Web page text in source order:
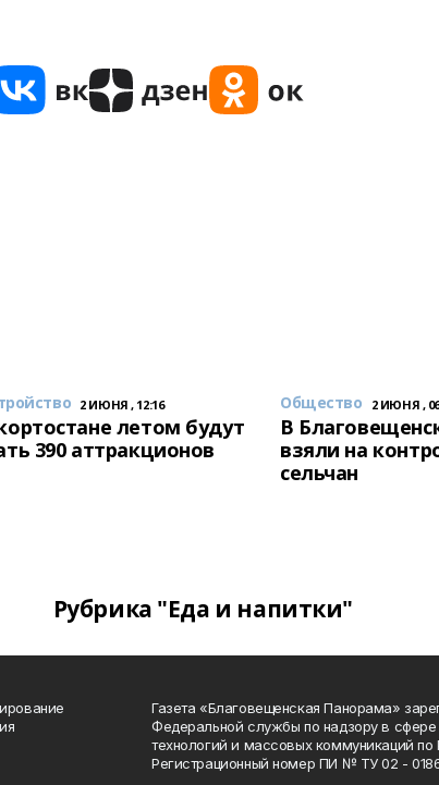
2 ИЮНЯ , 12:16
летом будут
390 аттракционов
Общество 2 ИЮНЯ ,
В
взяли на
сельчан
Рубрика "Еда и напитки"
Газета «Благовещенская Панорама»
Федеральной службы по надзору в
технологий и массовых коммуникаций по
Регистрационный номер ПИ № ТУ 02 -